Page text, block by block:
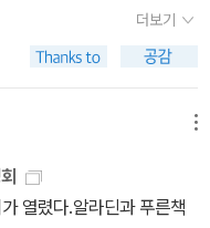
년 명작 <추성부도(秋聲賦
랑으로 그려져 있다.
아이들이 즐겁게 읽을 수
모르게 정보와 지식을 얻
수 있다는 걸 새삼스레 깨
어졌다.물론, 이 책 속에는,
[지구를 떠나며]와 [바모
구] 등과 같은 새로운 수
이], [아버지와 함께 가는
났
이러스,
작가 초청 강연 - 작가와
다.강연을 앞두고 전작 읽
다 읽었는데작가님이 질
하셔서 <초록 바이러스>에
더보기
열렸다.알라딘과 푸른책